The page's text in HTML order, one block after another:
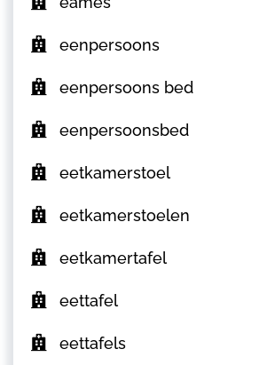
eenpersoons
eenpersoons bed
eenpersoonsbed
eetkamerstoel
eetkamerstoelen
eetkamertafel
eettafel
eettafels